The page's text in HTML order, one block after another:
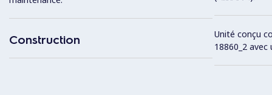
Construction
Unité conçu
18860_2